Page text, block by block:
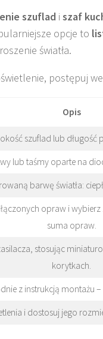
szuflad i szaf
opcje to
światła.
postępuj
Opis
szuflad lub
lub taśmy oparte na
barwę światła:
opraw i
suma opraw.
stosując
korytkach.
z instrukcją montażu
i dostosuj jego